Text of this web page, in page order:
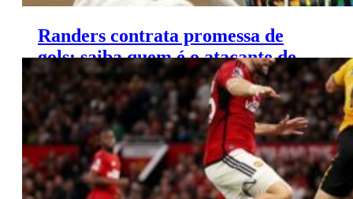
Randers contrata promessa de
gols: saiba quem é o atacante de
21 anos